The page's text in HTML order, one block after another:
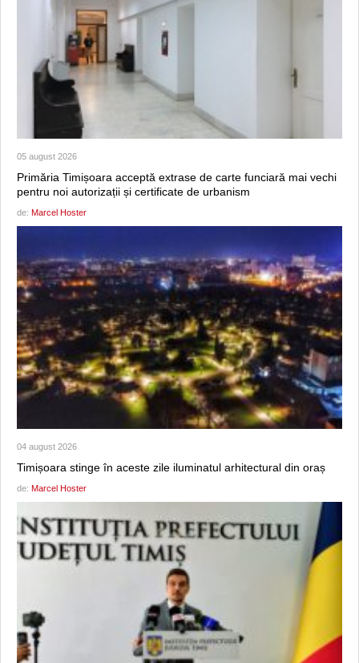
05 august 2026
Primăria Timișoara acceptă extrase de carte funciară mai vechi
pentru noi autorizații și certificate de urbanism
de: Marcel Hoster
04 august 2026
Timișoara stinge în aceste zile iluminatul arhitectural din oraș
de: Marcel Hoster